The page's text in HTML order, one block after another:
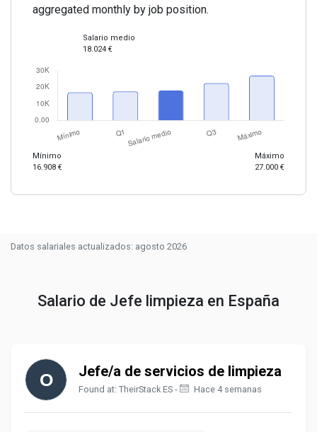
aggregated monthly by job position.
Mínimo
16.908 €
Salario medio
18.024 €
Máximo
27.000 €
Datos salariales actualizados: agosto 2026
Salario de Jefe limpieza en España
Jefe/a de servicios de limpieza
Found at: TheirStack ES - Hace 4 semanas